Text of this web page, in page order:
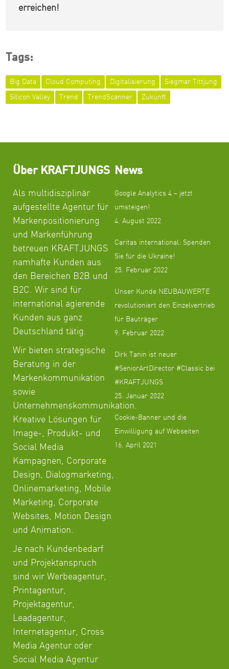
erreichen!
Tags:
Big Data Cloud Computing Digitalisierung Siegmar Tittjung
Silicon Valley Trend TrendScanner Zukunft
Über KRAFTJUNGS
Als multidisziplinär
aufgestellte Agentur für
Markenpositionierung
und Markenführung
betreuen KRAFTJUNGS
namhafte Kunden aus
den Bereichen B2B und
B2C. Wir sind für
international agierende
Kunden aus ganz
Deutschland tätig.
Wir bieten strategische
Beratung in der
Markenkommunikation
sowie
Unternehmenskommunikation.
Kreative Lösungen für
Image-, Produkt- und
Social Media
Kampagnen, Corporate
Design, Dialogmarketing,
Onlinemarketing, Mobile
Marketing, Corporate
Websites, Motion Design
und Animation.
Je nach Kundenbedarf
und Projektanspruch
sind wir Werbeagentur,
Printagentur,
Projektagentur,
Leadagentur,
Internetagentur, Cross
Media Agentur oder
Social Media Agentur
News
Google Analytics 4 – jetzt
umsteigen!
4. August 2022
Caritas international: Spenden
Sie für die Ukraine!
25. Februar 2022
Unser Kunde NEUBAUWERTE
revolutioniert den Einzelvertrieb
für Bauträger
9. Februar 2022
Dirk Tanin ist neuer
#SeniorArtDirector #Classic bei
#KRAFTJUNGS
25. Januar 2022
Cookie-Banner und die
Einwilligung auf Webseiten
16. April 2021